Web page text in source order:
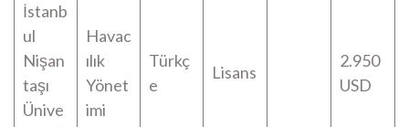
İstanb
ul
Nişan
taşı
Ünive
Havac
ılık
Yönet
imi
Türkç
e
Lisans
2.950
USD